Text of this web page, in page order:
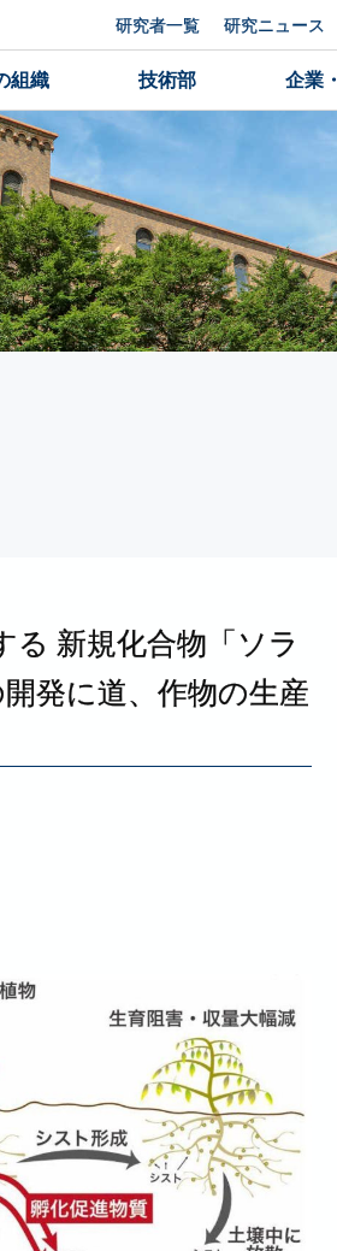
研究者一覧 研究ニュース
組織 技術部 企業
る 新規化合物 「ソラ
開発に道、作物の生産